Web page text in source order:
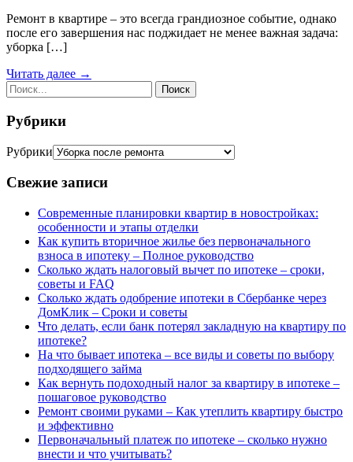
Ремонт в квартире – это всегда грандиозное событие, однако
после его завершения нас поджидает не менее важная задача:
уборка […]
Читать далее →
Рубрики
Рубрики
Свежие записи
Современные планировки квартир в новостройках:
особенности и этапы отделки
Как купить вторичное жилье без первоначального
взноса в ипотеку – Полное руководство
Сколько ждать налоговый вычет по ипотеке – сроки,
советы и FAQ
Сколько ждать одобрение ипотеки в Сбербанке через
ДомКлик – Сроки и советы
Что делать, если банк потерял закладную на квартиру по
ипотеке?
На что бывает ипотека – все виды и советы по выбору
подходящего займа
Как вернуть подоходный налог за квартиру в ипотеке –
пошаговое руководство
Ремонт своими руками – Как утеплить квартиру быстро
и эффективно
Первоначальный платеж по ипотеке – сколько нужно
внести и что учитывать?